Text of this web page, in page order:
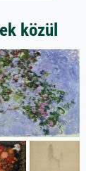
közül